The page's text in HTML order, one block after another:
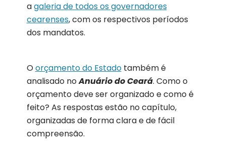
agaleria de todos os governadores
cearenses, com os respectivos períodos
dos mandatos.
Oorçamento do Estadotambém é
analisado noAnuário do Ceará. Como o
orçamento deve ser organizado e como é
feito? As respostas estão no capítulo,
organizadas de forma clara e de fácil
compreensão.